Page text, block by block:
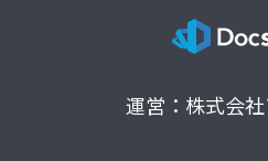
運営：株式会